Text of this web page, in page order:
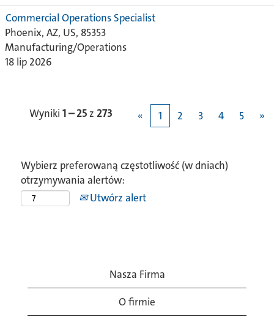
Commercial Operations Specialist
Phoenix, AZ, US, 85353
Manufacturing/Operations
18 lip 2026
Wyniki 1 – 25z 273 « 1 2 3 4 5 »
Wybierz preferowaną częstotliwość (w dniach)
otrzymywania alertów:
Utwórz alert
Nasza Firma
O firmie